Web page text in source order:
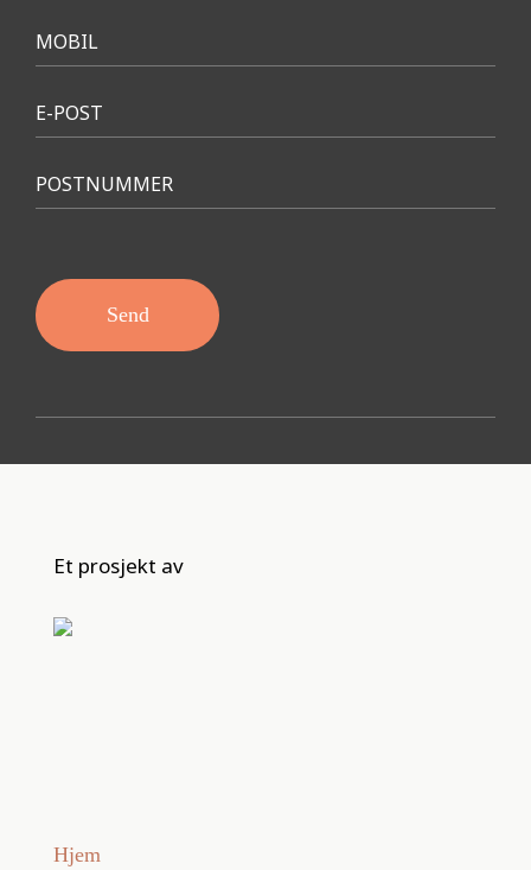
MOBIL
E-POST
POSTNUMMER
Send
Et prosjekt av
Hjem